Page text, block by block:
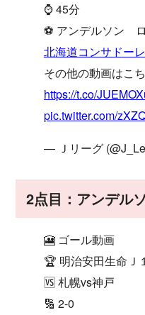
⌚️ 45分
⚽️ アンデルソン ロ
北海道コンサドー
その他の動画はこ
https://t.co/
pic.twitter.com/
— Ｊリーグ
2点目：アンデル
🎦 ゴール動画
🏆 明治安田生命
🆚 札幌vs神戸
🔢 2-0